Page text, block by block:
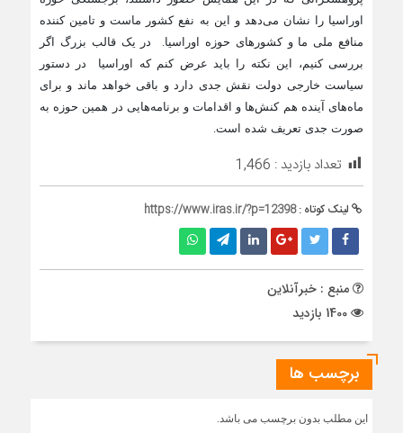
اوراسیا را نشان می‌دهد و این به نفع کشور ماست و تامین کننده
منافع ملی ما و کشورهای حوزه اوراسیا. در یک قالب بزرگ اگر
بررسی کنیم، این نکته را باید عرض کنم که اوراسیا در دستور
سیاست خارجی دولت نقش جدی دارد و باقی خواهد ماند و برای
ماه‌های آینده هم کنش‌ها و اقدامات و برنامه‌هایی در همین حوزه به
صورت جدی تعریف شده است.
تعداد بازدید : 1,466
لینک کوتاه :https://www.iras.ir/?p=12398
منبع : خبرآنلاین
برچسب ها
این مطلب بدون برچسب می باشد.